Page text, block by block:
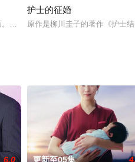
映和配信
讲述一名虚幌度日的佛系大学生南
护士的征婚
原作是柳川圭子的著作《护士
6.0 更新至05集